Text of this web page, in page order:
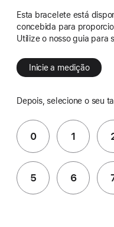
Esta bracelete está
concebida para
Utilize o nosso guia para
Inicie a medição
Depois, selecione o seu
0 1
5 6